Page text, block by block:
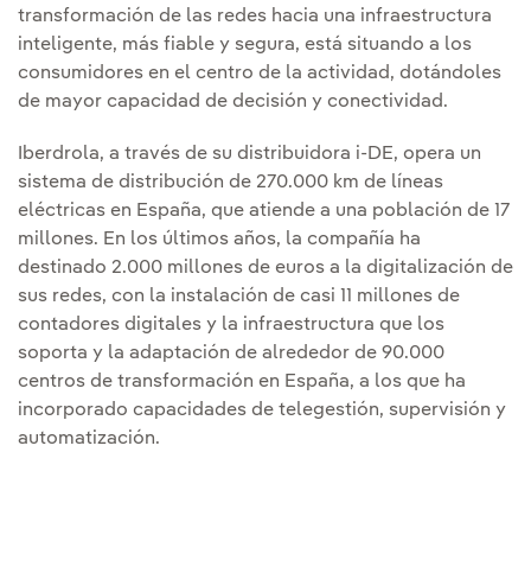
transformación de las redes hacia una infraestructura
inteligente, más fiable y segura, está situando a los
consumidores en el centro de la actividad, dotándoles
de mayor capacidad de decisión y conectividad.
Iberdrola, a través de su distribuidora i-DE, opera un
sistema de distribución de 270.000 km de líneas
eléctricas en España, que atiende a una población de 17
millones. En los últimos años, la compañía ha
destinado 2.000 millones de euros a la digitalización de
sus redes, con la instalación de casi 11 millones de
contadores digitales y la infraestructura que los
soporta y la adaptación de alrededor de 90.000
centros de transformación en España, a los que ha
incorporado capacidades de telegestión, supervisión y
automatización.